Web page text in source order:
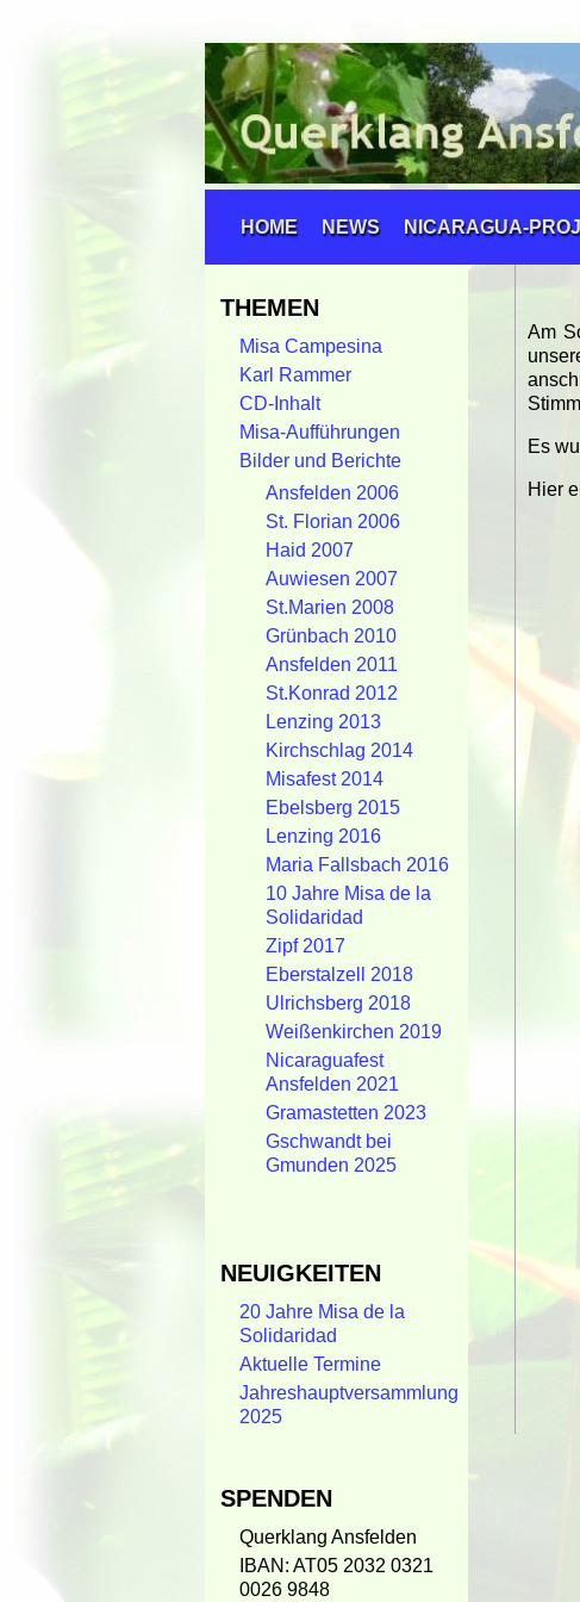
HOME NEWS NICARAGUA-
Am
Es
Hier
THEMEN
Misa Campesina
Karl Rammer
CD-Inhalt
Misa-Aufführungen
Bilder und Berichte
Ansfelden 2006
St. Florian 2006
Haid 2007
Auwiesen 2007
St.Marien 2008
Grünbach 2010
Ansfelden 2011
St.Konrad 2012
Lenzing 2013
Kirchschlag 2014
Misafest 2014
Ebelsberg 2015
Lenzing 2016
Maria Fallsbach 2016
10 Jahre Misa de la
Solidaridad
Zipf 2017
Eberstalzell 2018
Ulrichsberg 2018
Weißenkirchen 2019
Nicaraguafest
Ansfelden 2021
Gramastetten 2023
Gschwandt bei
Gmunden 2025
NEUIGKEITEN
20 Jahre Misa de la
Solidaridad
Aktuelle Termine
Jahreshauptversammlung
2025
SPENDEN
Querklang Ansfelden
IBAN: AT05 2032 0321
0026 9848